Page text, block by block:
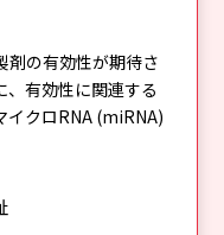
剤の有効性が期待さ
、有効性に関連する
イクロRNA (miRNA)